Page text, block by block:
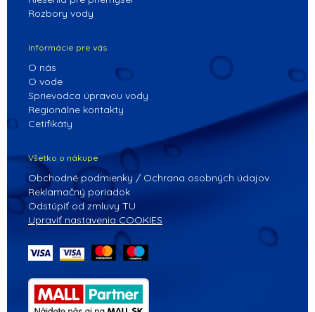
Rozbory vody
Informácie pre vás
O nás
O vode
Sprievodca úpravou vody
Regionálne kontakty
Cetifikáty
Všetko o nákupe
Obchodné podmienky / Ochrana osobných údajov
Reklamačný poriadok
Odstúpiť od zmluvy TU
Upraviť nastavenia COOKIES